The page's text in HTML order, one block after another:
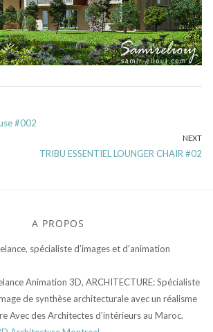
#002
NEXT
Next
TRIBU ESSENTIEL LOUNGER CHAIR #02
A PROPOS
spécialiste d’images et d’animation
Animation 3D, ARCHITECTURE: Spécialiste
de synthèse architecturale avec un réalisme
Avec des Architectes d’intérieurs au Maroc.